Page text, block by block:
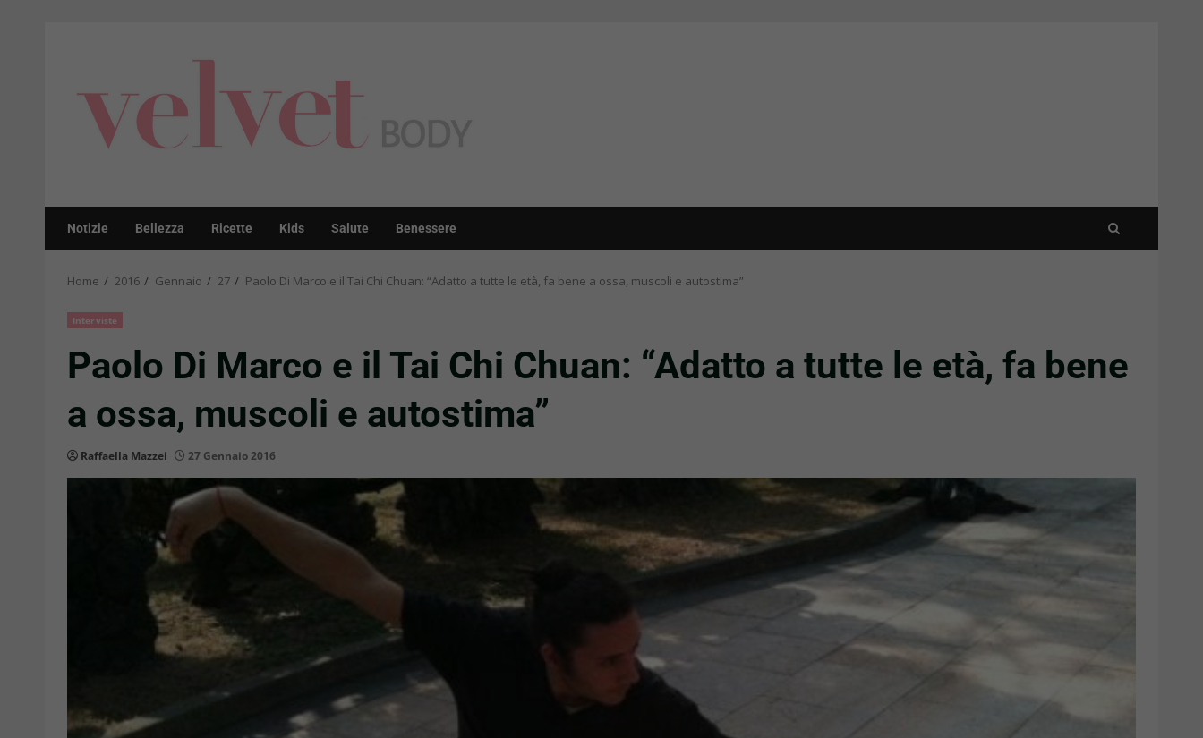
Notizie Bellezza Ricette Kids Salute Benessere
Home 2016 Gennaio 27 Paolo Di Marco e il Tai Chi Chuan: “Adatto a tutte le età, fa bene a ossa, muscoli e autostima”
Interviste
Paolo Di Marco e il Tai Chi Chuan: “Adatto a tutte le età, fa bene
a ossa, muscoli e autostima”
Raffaella Mazzei 27 Gennaio 2016